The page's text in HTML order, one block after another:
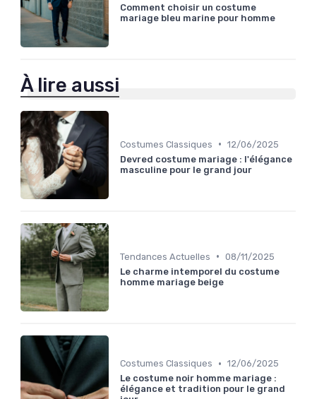
Comment choisir un costume
mariage bleu marine pour homme
À lire aussi
Costumes Classiques • 12/06/2025
Devred costume mariage : l'élégance
masculine pour le grand jour
Tendances Actuelles • 08/11/2025
Le charme intemporel du costume
homme mariage beige
Costumes Classiques • 12/06/2025
Le costume noir homme mariage :
élégance et tradition pour le grand